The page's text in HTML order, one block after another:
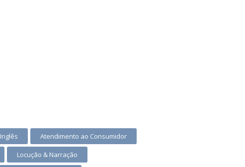
Inglês Atendimento ao Consumidor
Locução & Narração